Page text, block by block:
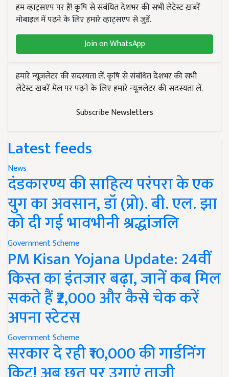
हम व्हाट्सएप पर हैं! कृषि से संबंधित देशभर की सभी लेटेस्ट ख़बरें
मोबाइल में पढ़ने के लिए हमारे व्हाट्सएप से जुड़ें.
Join on WhatsApp
हमारे न्यूज़लेटर की सदस्यता लें. कृषि से संबंधित देशभर की सभी
लेटेस्ट ख़बरें मेल पर पढ़ने के लिए हमारे न्यूज़लेटर की सदस्यता लें.
Subscribe Newsletters
Latest feeds
News
दंडकारण्य की साहित्य परंपरा के एक
युग का अवसान, डॉ (प्रो). बी. एल. झा
को दी गई भावभीनी श्रद्धांजलि
Government Scheme
PM Kisan Yojana Update: 24वीं
किस्त का इंतजार बढ़ा, जानें कब मिल
सकते हैं ₹2,000 और कैसे चेक करें
अपना स्टेटस
Government Scheme
सरकार दे रही ₹10,000 की गार्डनिंग